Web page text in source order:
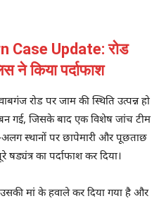
Case Update: रोड
ने किया पर्दाफाश
रोड पर जाम की स्थिति उत्पन्न हो
गई, जिसके बाद एक विशेष जांच टीम
स्थानों पर छापेमारी और पूछताछ
का पर्दाफाश कर दिया।
मां के हवाले कर दिया गया है और